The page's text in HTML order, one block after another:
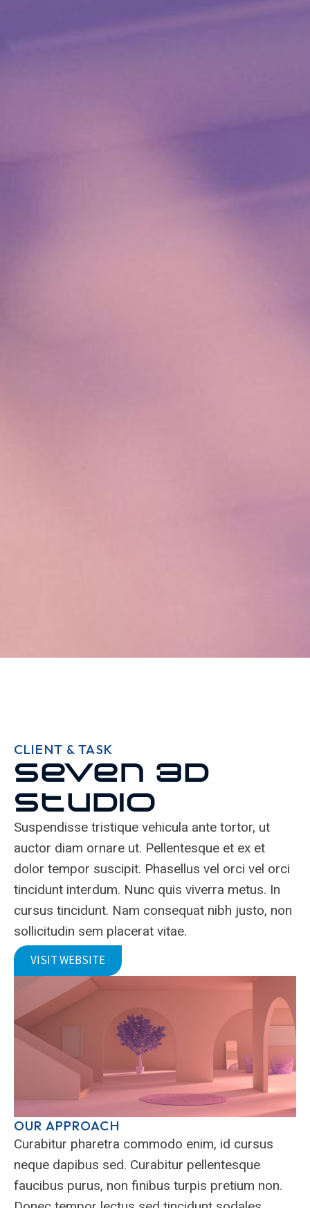
CLIENT & TASK
Seven 3D
Studio
Suspendisse tristique vehicula ante tortor, ut
auctor diam ornare ut. Pellentesque et ex et
dolor tempor suscipit. Phasellus vel orci vel orci
tincidunt interdum. Nunc quis viverra metus. In
cursus tincidunt. Nam consequat nibh justo, non
sollicitudin sem placerat vitae.
VISIT WEBSITE
OUR APPROACH
Curabitur pharetra commodo enim, id cursus
neque dapibus sed. Curabitur pellentesque
faucibus purus, non finibus turpis pretium non.